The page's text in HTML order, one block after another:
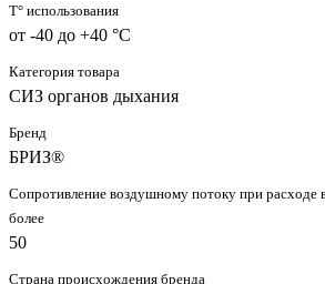
T° использования
от -40 до +40 °C
Категория товара
СИЗ органов дыхания
Бренд
БРИЗ®
Сопротивление воздушному потоку при расходе
более
50
Страна происхождения бренда